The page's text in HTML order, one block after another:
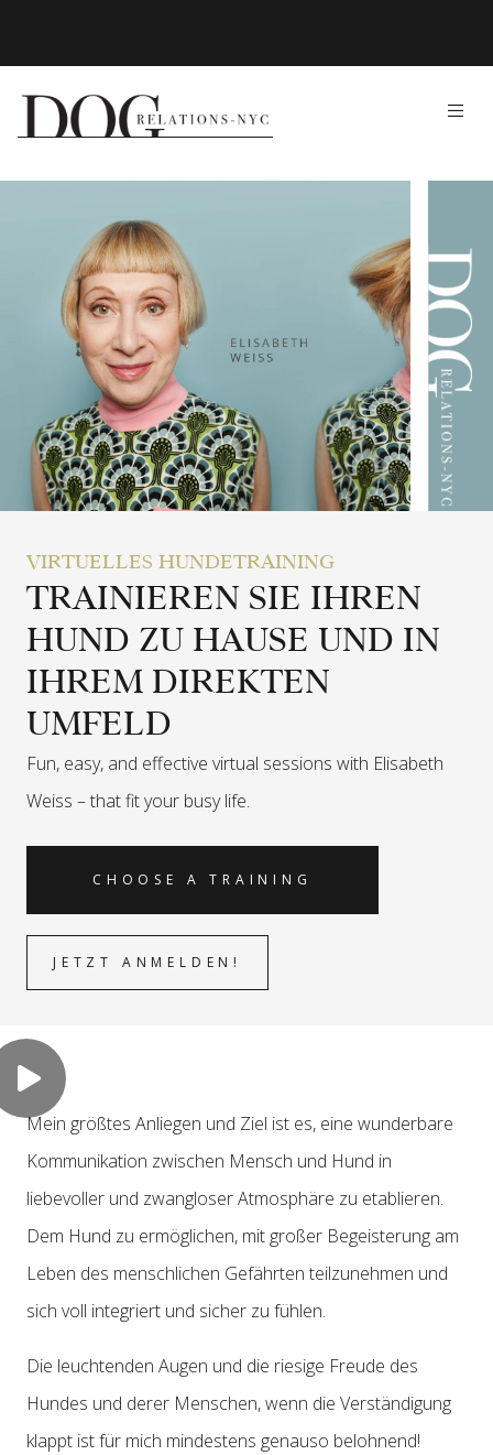
VIRTUELLES HUNDETRAINING
TRAINIEREN SIE IHREN
HUND ZU HAUSE UND IN
IHREM DIREKTEN
UMFELD
Fun, easy, and effective virtual sessions with Elisabeth
Weiss –that fit your busy life.
CHOOSE A TRAINING
JETZT ANMELDEN!
Mein größtes Anliegen und Ziel ist es, eine wunderbare
Kommunikation zwischen Mensch und Hund in
liebevoller und zwangloser Atmosphäre zu etablieren.
Dem Hund zu ermöglichen, mit großer Begeisterung am
Leben des menschlichen Gefährten teilzunehmen und
sich voll integriert und sicher zu fühlen.
Die leuchtenden Augen und die riesige Freude des
Hundes und derer Menschen, wenn die Verständigung
klappt ist für mich mindestens genauso belohnend!